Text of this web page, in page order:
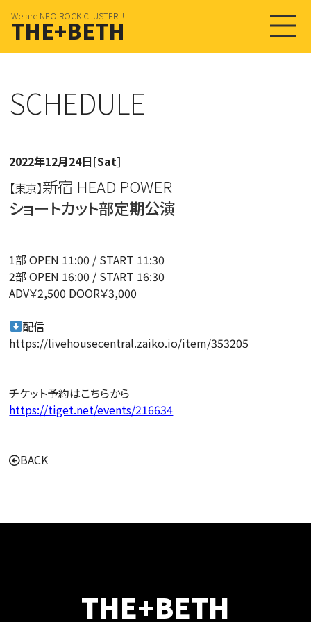
We are NEO ROCK CLUSTER!!!
THE+BETH
SCHEDULE
2022年12月24日[Sat]
【東京】新宿 HEAD POWER
ショートカット部定期公演
1部 OPEN 11:00 / START 11:30
2部 OPEN 16:00 / START 16:30
ADV￥2,500 DOOR￥3,000
配信
https://livehousecentral.zaiko.io/item/353205
チケット予約はこちらから
https://tiget.net/events/216634
BACK
THE+BETH